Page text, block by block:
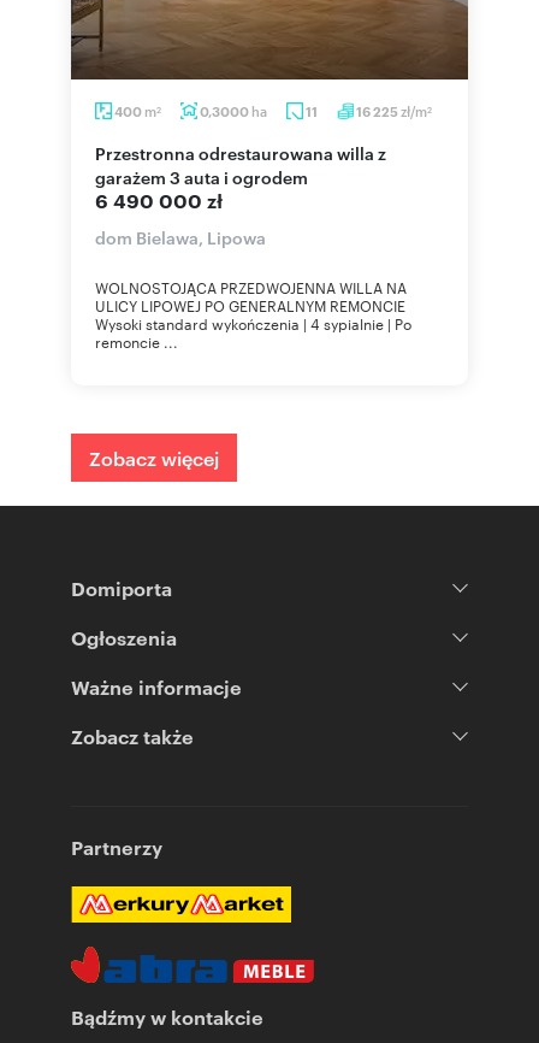
400 m2 0,3000 ha 11 16 225 zł/m2
Przestronna odrestaurowana willa z
garażem 3 auta i ogrodem
6 490 000 zł
dom Bielawa, Lipowa
WOLNOSTOJĄCA PRZEDWOJENNA WILLA NA
ULICY LIPOWEJ PO GENERALNYM REMONCIE
Wysoki standard wykończenia | 4 sypialnie | Po
remoncie ...
Zobacz więcej
Domiporta
Ogłoszenia
Ważne informacje
Zobacz także
Partnerzy
Bądźmy w kontakcie